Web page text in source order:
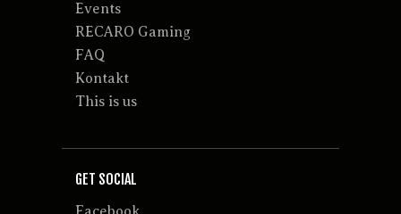
Events
RECARO Gaming
FAQ
Kontakt
This is us
GET SOCIAL